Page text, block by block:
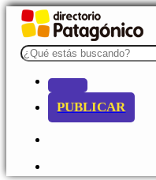
PUBLICAR